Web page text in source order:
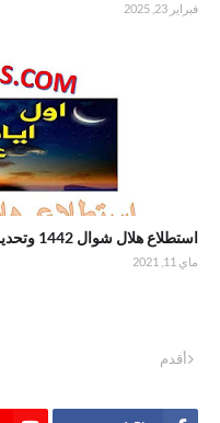
فبراير 23, 2025
استطلاع هلال شوال 1442 وتحديد أول أيام عيد الفطر
ماي 11, 2021
أقدم